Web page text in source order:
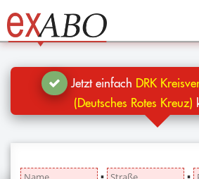
Jetzt kündigen
Blog
Hilfe
Anmelden
Jetzt einfach DRK
(Deutsches Rotes Kreuz)
▪ ▪